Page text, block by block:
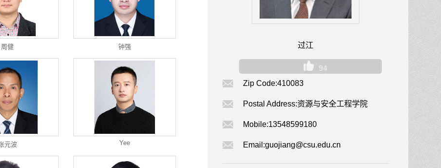
周健 钟强
元波 Yee
过江
94
Zip Code:410083
Postal Address:资源与安全工程学院
Mobile:13548599180
Email:guojiang@csu.edu.cn